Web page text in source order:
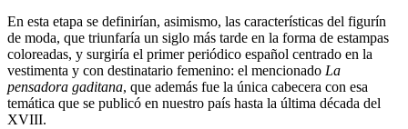
En esta etapa se definirían, asimismo, las características del figurín
de moda, que triunfaría un siglo más tarde en la forma de estampas
coloreadas, y surgiría el primer periódico español centrado en la
vestimenta y con destinatario femenino: el mencionado La
pensadora gaditana, que además fue la única cabecera con esa
temática que se publicó en nuestro país hasta la última década del
XVIII.